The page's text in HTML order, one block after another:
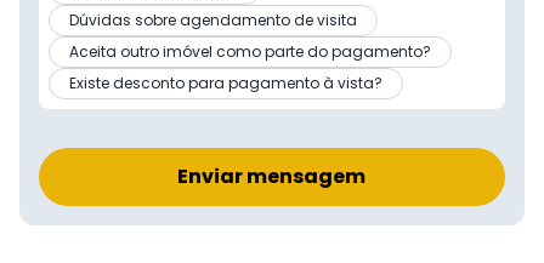
Dúvidas sobre agendamento de visita
Aceita outro imóvel como parte do pagamento?
Existe desconto para pagamento à vista?
Enviar mensagem